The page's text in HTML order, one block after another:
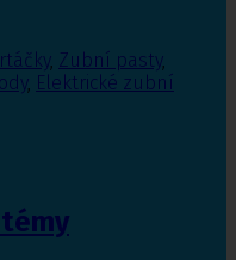
, Zubní pasty,
, Elektrické zubní